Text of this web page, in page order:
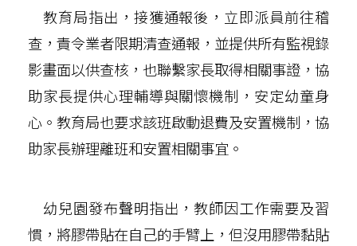
教育局指出，接獲通報後，立即派員前往稽
查，責令業者限期清查通報，並提供所有監視錄
影畫面以供查核，也聯繫家長取得相關事證，協
助家長提供心理輔導與關懷機制，安定幼童身
心。教育局也要求該班啟動退費及安置機制，協
助家長辦理離班和安置相關事宜。
幼兒園發布聲明指出，教師因工作需要及習
慣，將膠帶貼在自己的手臂上，但沒用膠帶黏貼